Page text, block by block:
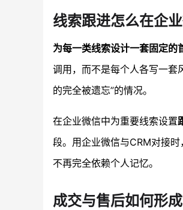
线索跟进怎么在企
为每一类线索设计一套固定的
调用，而不是每个人各写一套
的完全被遗忘”的情况。
在企业微信中为重要线索设置
段。用企业微信与CRM对接时，
不再完全依赖个人记忆。
成交与售后如何形